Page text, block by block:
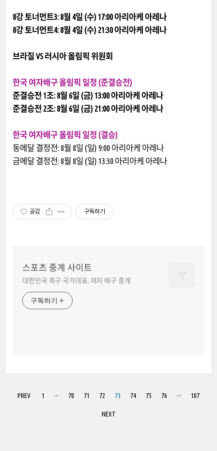
8강 토너먼트3: 8월 4일 (수) 17:00 아리아케 아레나
8강 토너먼트4: 8월 4일 (수) 21:30 아리아케 아레나
브라질 VS 러시아 올림픽 위원회
한국 여자배구 올림픽 일정 (준결승전)
준결승전 1조: 8월 6일 (금) 13:00 아리아케 아레나
준결승전 2조: 8월 6일 (금) 21:00 아리아케 아레나
한국 여자배구 올림픽 일정 (결승)
동메달 결정전: 8월 8일 (일) 9:00 아리아케 아레나
금메달 결정전: 8월 8일 (일) 13:30 아리아케 아레나
공감 구독하기
스포츠 중계 사이트
대한민국 축구 국가대표, 여자 배구 중계
구독하기
PREV 1 ··· 70 71 72 73 74 75 76 ··· 107
NEXT